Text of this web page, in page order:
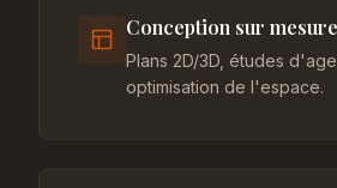
Conception sur mesure
Plans 2D/3D, études
optimisation de l'espace.